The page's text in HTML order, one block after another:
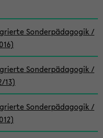
Sonderpädagogik /
Sonderpädagogik /
13)
Sonderpädagogik /